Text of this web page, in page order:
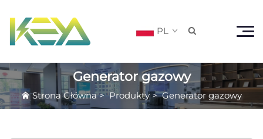
PL 
Generator gazowy
Strona Główna>Produkty>Generator gazowy